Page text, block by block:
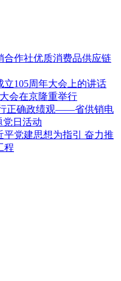
合作社优质消费品供应链
105周年大会上的讲话
会在京隆重举行
正确政绩观——省供销电
党日活动
党建思想为指引 奋力推
程